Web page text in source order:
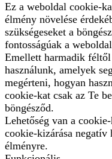
Ez a weboldal cookie-
élmény növelése
szükségeseket a
fontosságúak a
Emellett harmadik
használunk, amelyek
megérteni, hogyan
cookie-kat csak az Te
böngésződ.
Lehetőség van a
cookie-kizárása negatív
élményre.